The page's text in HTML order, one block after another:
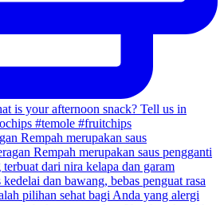
Rempah merupakan saus